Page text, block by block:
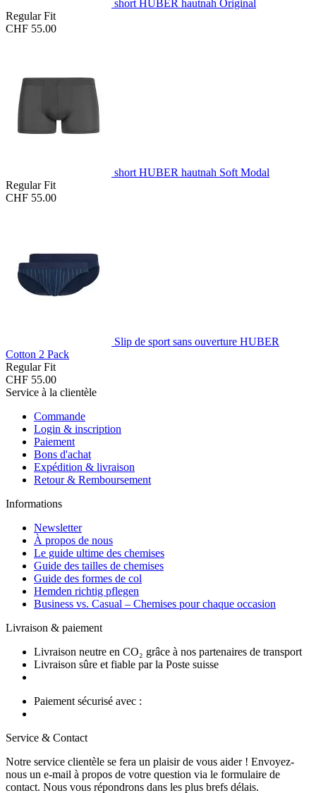
short HUBER hautnah Original
Regular Fit
CHF 55.00
short HUBER hautnah Soft Modal
Regular Fit
CHF 55.00
Slip de sport sans ouverture HUBER
Cotton 2 Pack
Regular Fit
CHF 55.00
Service à la clientèle
Commande
Login & inscription
Paiement
Bons d'achat
Expédition & livraison
Retour & Remboursement
Informations
Newsletter
À propos de nous
Le guide ultime des chemises
Guide des tailles de chemises
Guide des formes de col
Hemden richtig pflegen
Business vs. Casual – Chemises pour chaque occasion
Livraison & paiement
Livraison neutre en CO₂ grâce à nos partenaires de transport
Livraison sûre et fiable par la Poste suisse
Paiement sécurisé avec :
Service & Contact
Notre service clientèle se fera un plaisir de vous aider ! Envoyez-
nous un e-mail à propos de votre question via le formulaire de
contact. Nous vous répondrons dans les plus brefs délais.